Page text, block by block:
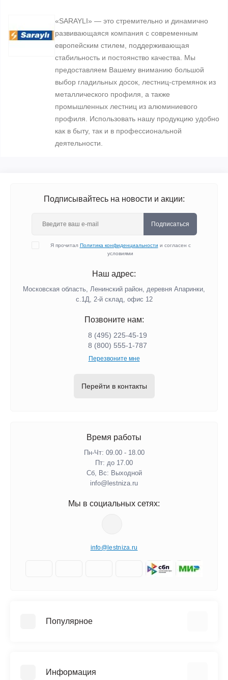
«SARAYLI» — это стремительно и динамично
развивающаяся компания с современным
европейским стилем, поддерживающая
стабильность и постоянство качества. Мы
предоставляем Вашему вниманию большой
выбор гладильных досок, лестниц-стремянок из
металлического профиля, а также
промышленных лестниц из алюминиевого
профиля. Использовать нашу продукцию удобно
как в быту, так и в профессиональной
деятельности.
Подписывайтесь на новости и акции:
Подписаться
Я прочитал Политика конфиденциальности и согласен с
условиями
Наш адрес:
Московская область, Ленинский район, деревня Апаринки,
с.1Д, 2-й склад, офис 12
Позвоните нам:
8 (495) 225-45-19
8 (800) 555-1-787
Перезвоните мне
Перейти в контакты
Время работы
Пн-Чт: 09.00 - 18.00
Пт: до 17.00
Сб, Вс: Выходной
info@lestniza.ru
Мы в социальных сетях:
info@lestniza.ru
Популярное
Четырехсекционные лестницы
Информация